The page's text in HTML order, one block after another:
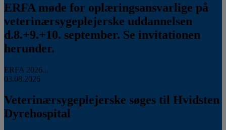
ERFA møde for oplæringsansvarlige på
veterinærsygeplejerske uddannelsen
d.8.+9.+10. september. Se invitationen
herunder.
ERFA 2026...
03.08.2026
Veterinærsygeplejerske søges til Hvidsten
Dyrehospital